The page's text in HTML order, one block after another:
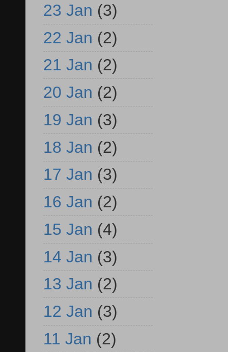
23 Jan (3)
22 Jan (2)
21 Jan (2)
20 Jan (2)
19 Jan (3)
18 Jan (2)
17 Jan (3)
16 Jan (2)
15 Jan (4)
14 Jan (3)
13 Jan (2)
12 Jan (3)
11 Jan (2)